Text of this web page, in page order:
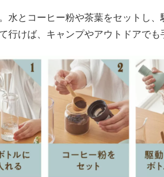
水とコーヒー粉や茶葉をセットし
行けば、キャンプやアウトドアで